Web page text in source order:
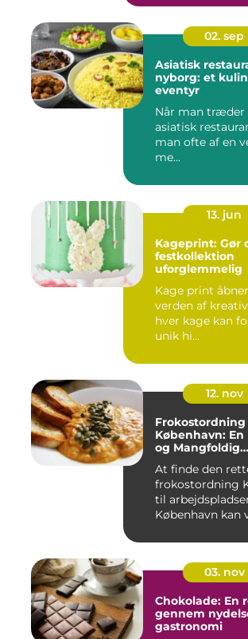
02. sep
Asiatisk
nyborg: et
eventyr
Når man træder
asiatisk
man ofte af en
me...
13. jun
Kageprint: Gør
festkollektion
uforglemmelig
Kage print
verden af
hver kage kan
unik hi...
12. nov
Frokostordning
København:
og Mangfoldig
At finde den
frokostordning
til
København kan
03. nov
Chokolade: En
gennem
gastronomi